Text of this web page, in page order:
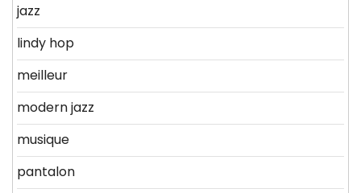
jazz
lindy hop
meilleur
modern jazz
musique
pantalon